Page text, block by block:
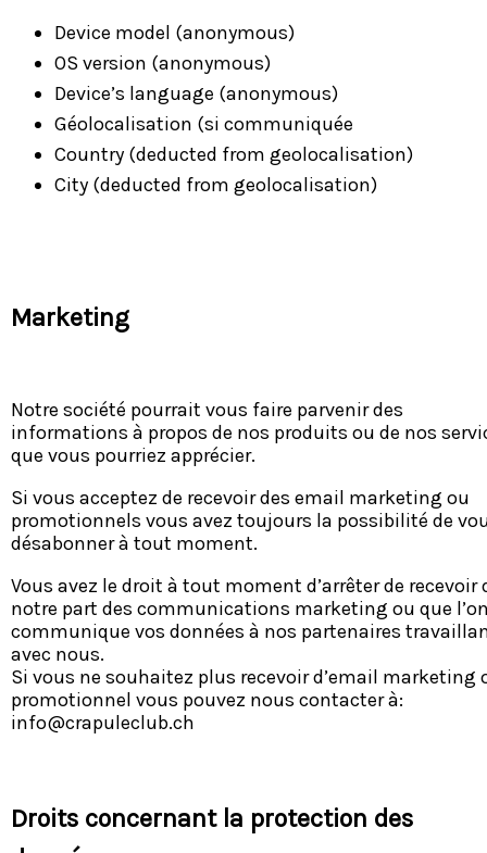
Device model (anonymous)
OS version (anonymous)
Device’s language (anonymous)
Géolocalisation (si communiquée
Country (deducted from geolocalisation)
City (deducted from geolocalisation)
Marketing
Notre société pourrait vous faire parvenir des
informations à propos de nos produits ou de nos
que vous pourriez apprécier.
Si vous acceptez de recevoir des email marketing ou
promotionnels vous avez toujours la possibilité de
désabonner à tout moment.
Vous avez le droit à tout moment d’arrêter de recevoir
notre part des communications marketing ou que
communique vos données à nos partenaires
avec nous.
Si vous ne souhaitez plus recevoir d’email marketing
promotionnel vous pouvez nous contacter à:
info@crapuleclub.ch
Droits concernant la protection des